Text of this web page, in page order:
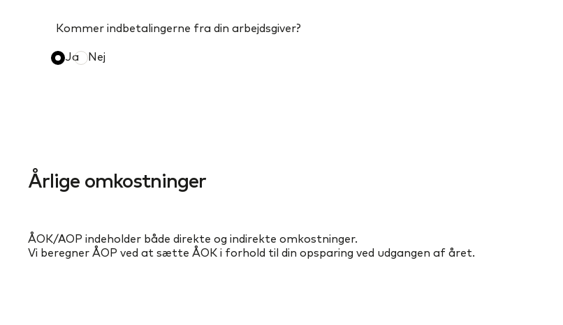
Kommer indbetalingerne fra din arbejdsgiver?
Ja Nej
Årlige omkostninger
ÅOK/AOP indeholder både direkte og indirekte omkostninger.
Vi beregner ÅOP ved at sætte ÅOK i forhold til din opsparing ved udgangen af året.